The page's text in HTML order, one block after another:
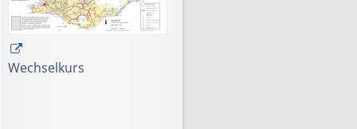
Wechselkurs